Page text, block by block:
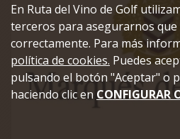
En Ruta del Vino de Golf
terceros para asegurarnos
correctamente. Para más
política de cookies. Puedes
pulsando el botón "Aceptar" o
haciendo clic en CONFIGURAR